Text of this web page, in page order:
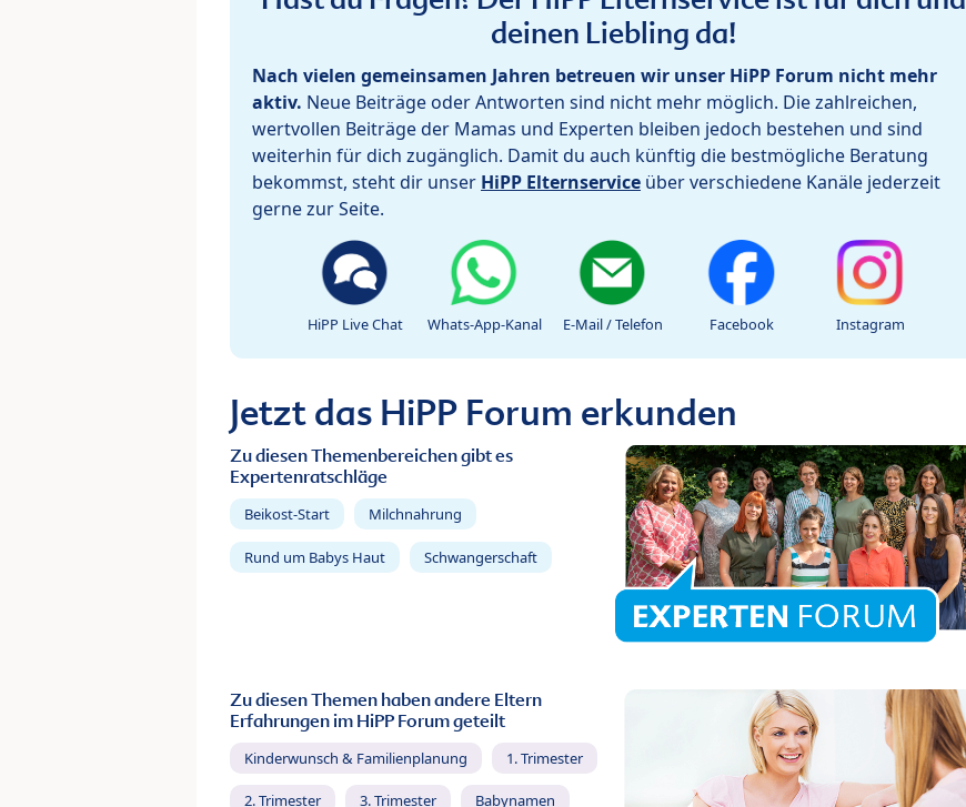
deinen Liebling da!
Nach vielen gemeinsamen Jahren betreuen wir unser HiPP Forum nicht mehr
aktiv. Neue Beiträge oder Antworten sind nicht mehr möglich. Die zahlreichen,
wertvollen Beiträge der Mamas und Experten bleiben jedoch bestehen und sind
weiterhin für dich zugänglich. Damit du auch künftig die bestmögliche Beratung
bekommst, steht dir unser HiPP Elternservice über verschiedene Kanäle jederzeit
gerne zur Seite.
HiPP Live Chat Whats-App-Kanal E-Mail / Telefon Facebook Instagram
Jetzt das HiPP Forum erkunden
Zu diesen Themenbereichen gibt es
Expertenratschläge
Beikost-Start Milchnahrung
Rund um Babys Haut Schwangerschaft
Zu diesen Themen haben andere Eltern
Erfahrungen im HiPP Forum geteilt
Kinderwunsch & Familienplanung 1. Trimester
2. Trimester 3. Trimester Babynamen